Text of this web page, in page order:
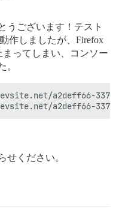
うございます！テスト
作しましたが、Firefox
ってしまい、コンソー
。
a2deff66-
せください。